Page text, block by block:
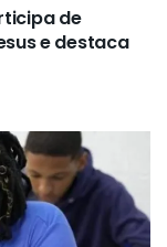
de
e destaca